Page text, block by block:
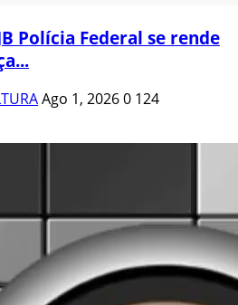
Polícia Federal se rende
Ago 1, 20260 124